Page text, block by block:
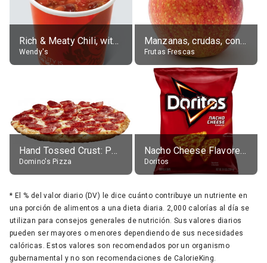
Rich & Meaty Chili, without toppings, large
Wendy's
Manzanas, crudas, con piel
Frutas Frescas
Hand Tossed Crust: Pepperoni Pizza (Large 14")
Domino's Pizza
Nacho Cheese Flavored Tortilla Chips
Doritos
* El % del valor diario (DV) le dice cuánto contribuye un nutriente en
una porción de alimentos a una dieta diaria. 2,000 calorías al día se
utilizan para consejos generales de nutrición. Sus valores diarios
pueden ser mayores o menores dependiendo de sus necesidades
calóricas. Estos valores son recomendados por un organismo
gubernamental y no son recomendaciones de CalorieKing.